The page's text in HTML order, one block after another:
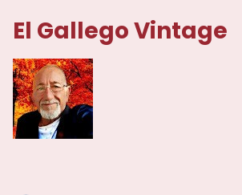
El Gallego Vintage